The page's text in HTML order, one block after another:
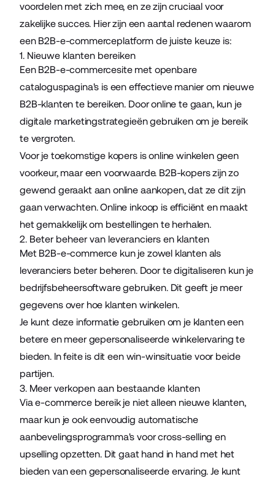
voordelen met zich mee, en ze zijn cruciaal voor
zakelijke succes. Hier zijn een aantal redenen waarom
een B2B-e-commerceplatform de juiste keuze is:
1. Nieuwe klanten bereiken
Een B2B-e-commercesite met openbare
cataloguspagina's is een effectieve manier om nieuwe
B2B-klanten te bereiken. Door online te gaan, kun je
digitale marketingstrategieën gebruiken om je bereik
te vergroten.
Voor je toekomstige kopers is online winkelen geen
voorkeur, maar een voorwaarde. B2B-kopers zijn zo
gewend geraakt aan online aankopen, dat ze dit zijn
gaan verwachten. Online inkoop is efficiënt en maakt
het gemakkelijk om bestellingen te herhalen.
2. Beter beheer van leveranciers en klanten
Met B2B-e-commerce kun je zowel klanten als
leveranciers beter beheren. Door te digitaliseren kun je
bedrijfsbeheersoftware gebruiken. Dit geeft je meer
gegevens over hoe klanten winkelen.
Je kunt deze informatie gebruiken om je klanten een
betere en meer gepersonaliseerde winkelervaring te
bieden. In feite is dit een win-winsituatie voor beide
partijen.
3. Meer verkopen aan bestaande klanten
Via e-commerce bereik je niet alleen nieuwe klanten,
maar kun je ook eenvoudig automatische
aanbevelingsprogramma's voor cross-selling en
upselling opzetten. Dit gaat hand in hand met het
bieden van een gepersonaliseerde ervaring. Je kunt